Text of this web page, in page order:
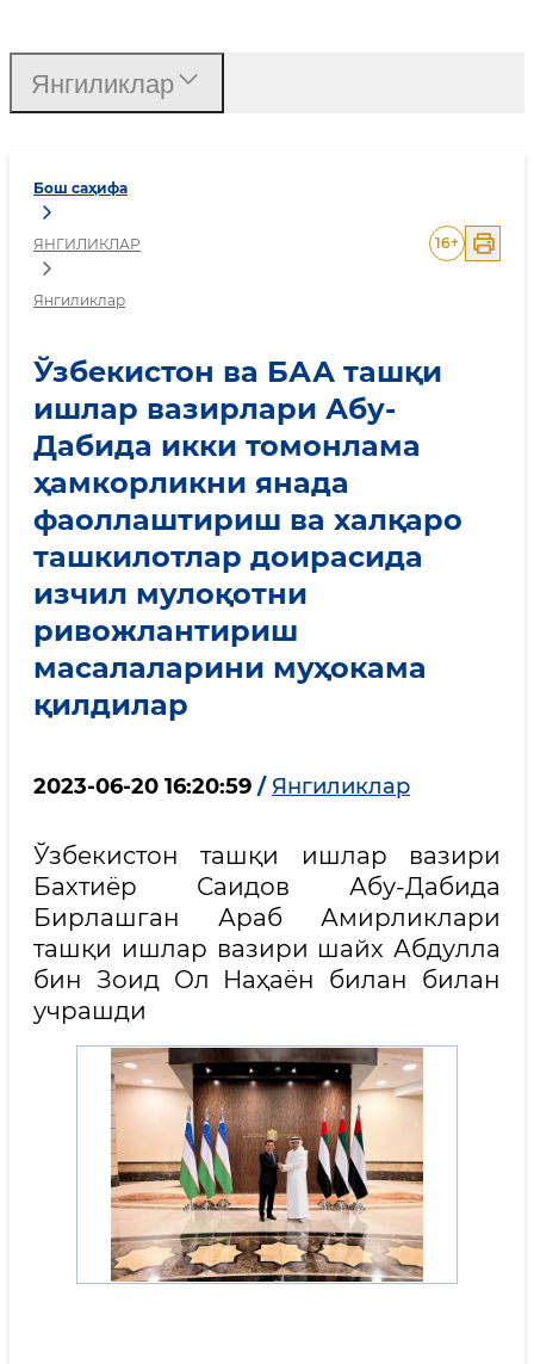
Бош саҳифа
ЯНГИЛИКЛАР
Янгиликлар
16+
Ўзбекистон ва БАА ташқи
ишлар вазирлари Абу-
Дабида икки томонлама
ҳамкорликни янада
фаоллаштириш ва халқаро
ташкилотлар доирасида
изчил мулоқотни
ривожлантириш
масалаларини муҳокама
қилдилар
2023-06-20 16:20:59 / Янгиликлар
Ўзбекистон ташқи ишлар вазири
Бахтиёр Саидов Абу-Дабида
Бирлашган Араб Амирликлари
ташқи ишлар вазири шайх Абдулла
бин Зоид Ол Наҳаён билан билан
учрашди
Янгиликлар